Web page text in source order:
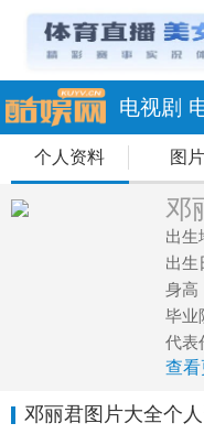
电视剧
个人资料 图片
邓
出生
出生
身高
毕业
代表
千言
かせ
查看
邓丽君图片大全个